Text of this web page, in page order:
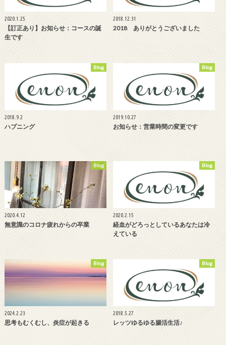
2020.1.25
【訂正あり】お知らせ：コースの誕
生です
2018.12.31
2018 ありがとうございました
Blog
2018.9.2
ハプニング
Blog
2019.10.27
お知らせ：営業時間の変更です
Blog
2020.4.12
無意識のコロナ疲れからの卒業
Blog
2020.2.15
経血がどろっとしているあなたは冷
えている
Blog
2024.2.23
思考もむくむし、炎症が起きる
Blog
2018.5.27
レッツゆるゆる腸活生活♪